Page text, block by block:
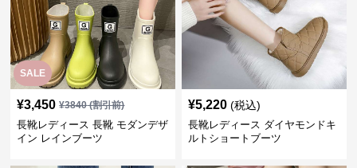
SALE
¥3,450 ¥3840(割引前)
長靴レディース 長靴 モダンデザ
イン レインブーツ
¥5,220 (税込)
長靴レディース ダイヤモンドキ
ルトショートブーツ